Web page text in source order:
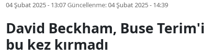
04 Şubat 2025 - 13:07Güncellenme:04 Şubat 2025 - 14:39
David Beckham, Buse Terim'i
bu kez kırmadı